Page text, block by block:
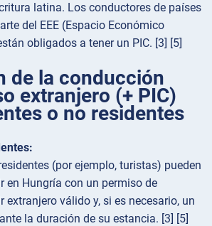
latina. Los conductores de países
del EEE (Espacio Económico
obligados a tener un PIC. [3] [5]
de la conducción
extranjero (+ PIC)
o no residentes
(por ejemplo, turistas) pueden
en Hungría con un permiso de
extranjero válido y, si es necesario, un
la duración de su estancia. [3] [5]